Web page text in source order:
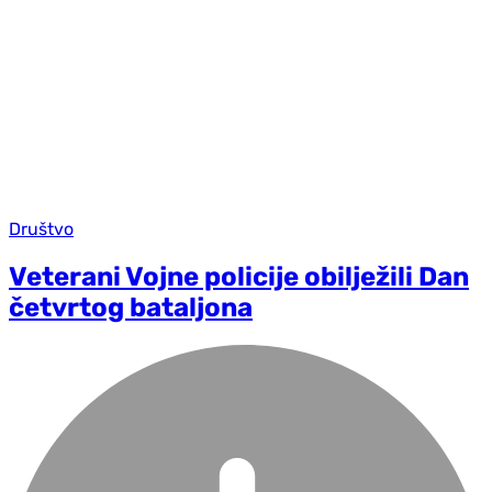
Društvo
Veterani Vojne policije obilježili Dan
četvrtog bataljona